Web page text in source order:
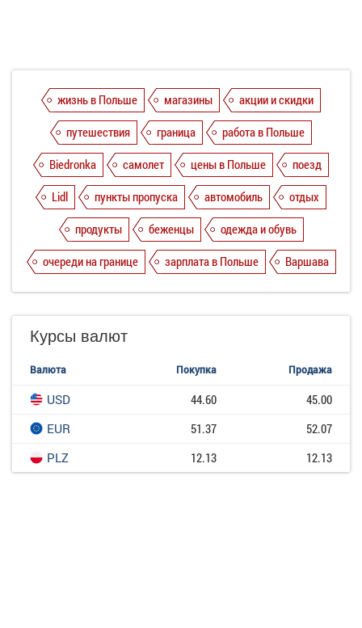
жизнь в Польше магазины
акции и скидки
путешествия
граница
работа в Польше
Biedronka
самолет цены в Польше
поезд
Lidl
пункты пропуска автомобиль
отдых
продукты
беженцы
одежда и обувь
очереди на границе
зарплата в Польше Варшава
Курсы валют
Валюта Покупка Продажа
USD 44.60
45.00
EUR
51.37
52.07
PLZ
12.13 12.13